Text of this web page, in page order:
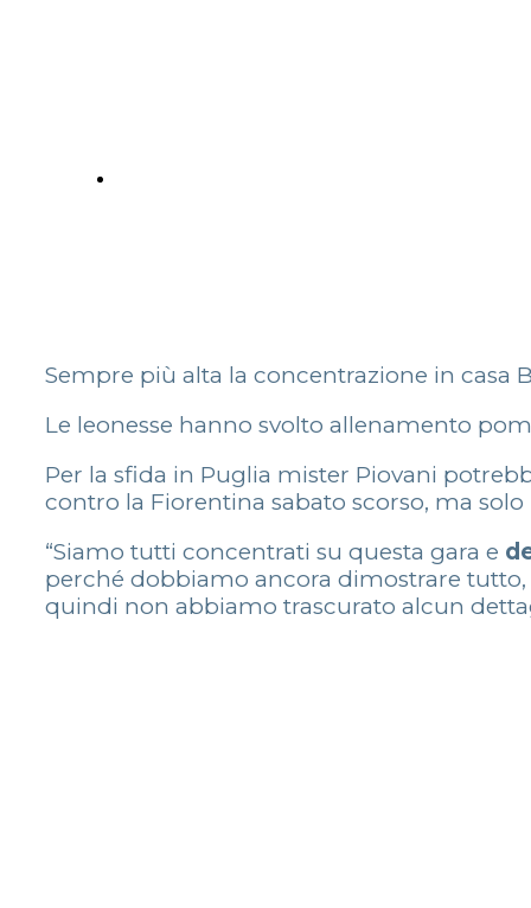
Sempre più alta la concentrazione in
Le leonesse hanno svolto allenamento
Per la sfida in Puglia mister Piovani
contro la Fiorentina sabato scorso, ma
“Siamo tutti concentrati su questa gara e
perché dobbiamo ancora dimostrare
quindi non abbiamo trascurato alcun